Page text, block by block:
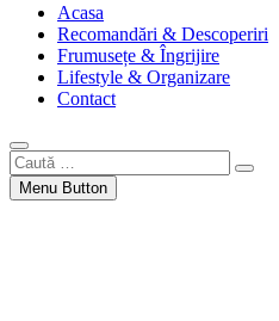
Acasa
Recomandări & Descoperiri
Frumusețe & Îngrijire
Lifestyle & Organizare
Contact
Caută
…Menu Button